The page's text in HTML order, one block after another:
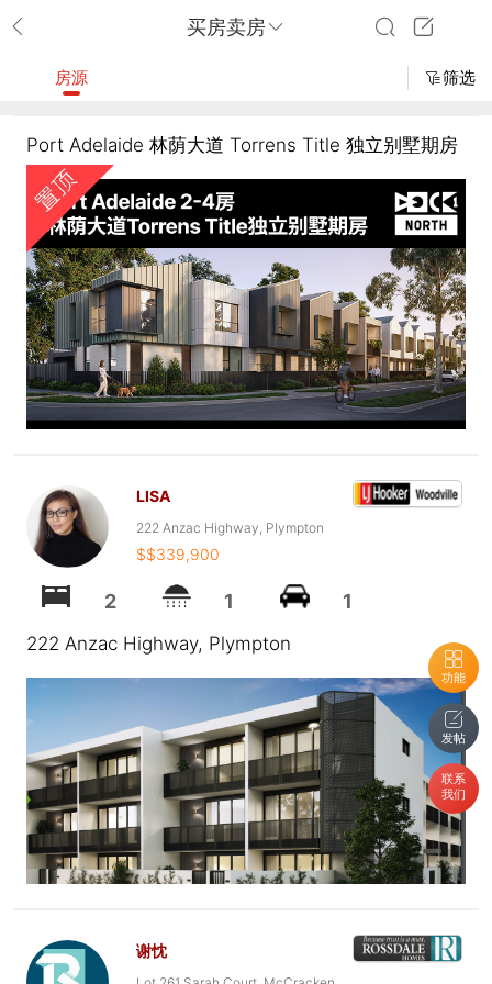
买房卖房
功能
发帖
联系
我们
房源 筛选
Port Adelaide 林荫大道 Torrens Title 独立别墅期房
LISA
222 Anzac Highway, Plympton
$$339,900
2 1 1
222 Anzac Highway, Plympton
谢忱